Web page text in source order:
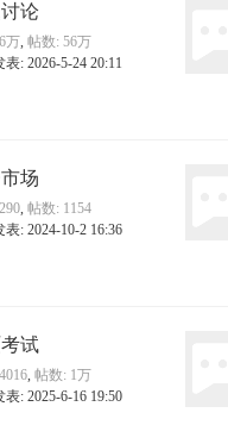
论
6万, 帖数: 56万
: 2026-5-24 20:11
场
, 帖数: 1154
表: 2024-10-2 16:36
试
, 帖数: 1万
表: 2025-6-16 19:50